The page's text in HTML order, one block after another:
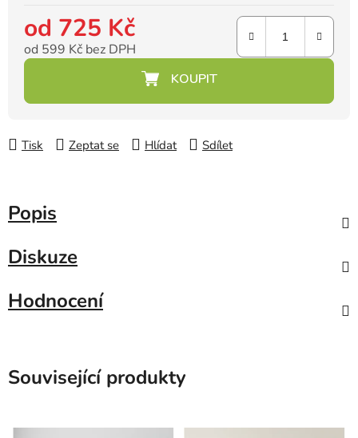
od 725 Kč
od 599 Kč bez DPH
Tisk Zeptat se Hlídat Sdílet
Popis
Diskuze
Hodnocení
Související produkty